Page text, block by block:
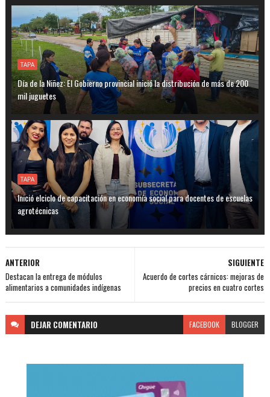
TAPA
Día de la Niñez: El Gobierno provincial inició la distribución de más de 200
mil juguetes
TAPA
Inició elciclo de capacitación en economía social para docentes de escuelas
agrotécnicas
SIGUIENTE
Acuerdo de cortes cárnicos: mejoras de
precios en cuatro cortes
ANTERIOR
Destacan la entrega de módulos
alimentarios a comunidades indígenas
DEJAR COMENTARIO FACEBOOK BLOGGER